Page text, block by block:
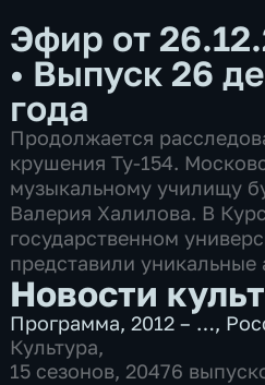
Эфир от
• Выпуск 26
года
Продолжается
крушения Ту-154.
музыкальному училищу
Валерия Халилова. В
государственном
представили уникальные
Новости
Программа,2012 – …,
Культура,
15 сезонов, 20476